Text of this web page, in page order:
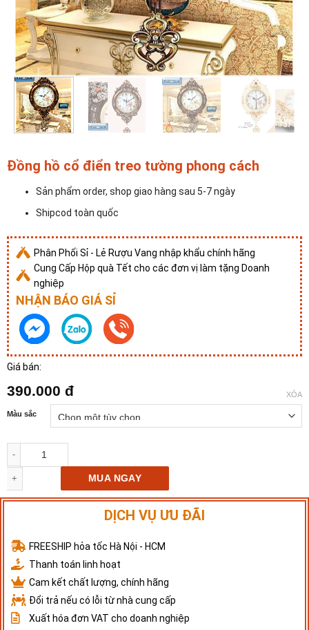
Đồng hồ cổ điển treo tường phong cách
Sản phẩm order, shop giao hàng sau 5-7 ngày
Shipcod toàn quốc
Phân Phối Sỉ - Lẻ Rượu Vang nhập khẩu chính hãng
Cung Cấp Hộp quà Tết cho các đơn vị làm tặng Doanh
nghiệp
NHẬN BÁO GIÁ SỈ
Giá bán:
390.000 đ
Màu sắc
XÓA
MUA NGAY
DỊCH VỤ ƯU ĐÃI
FREESHIP hỏa tốc Hà Nội - HCM
Thanh toán linh hoạt
Cam kết chất lượng, chính hãng
Đổi trả nếu có lỗi từ nhà cung cấp
Xuất hóa đơn VAT cho doanh nghiệp